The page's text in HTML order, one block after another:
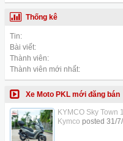
Thống kê
Tin:
Bài viết:
Thành viên:
Thành viên mới nhất:
Xe Moto PKL mới đăng bán
KYMCO Sky Town
Kymco posted 31/